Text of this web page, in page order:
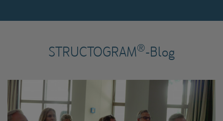
STRUCTOGRAM®-Blog